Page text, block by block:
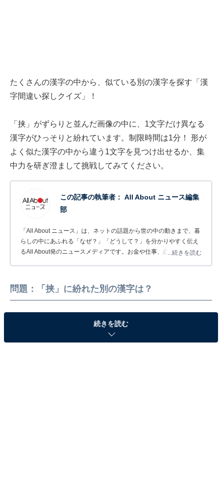
たくさんの漢字の中から、似ている別の漢字を探す「漢
字間違い探しクイズ」！
「挟」がずらりと並んだ画像の中に、1文字だけ異なる
漢字がひっそりと紛れています。制限時間は1分！ 形が
よく似た漢字の中から違う1文字を見つけ出せるか、集
中力を研ぎ澄まして挑戦してみてください。
この記事の執筆者： All About ニュース編集
部
「All About ニュース」は、ネットの話題から世の中の動きまで、暮
らしの中にあふれる「なぜ？」「どうして？」を分かりやすく伝え
るAll About発のニュースメディアです。お金や仕事、恋愛、ITに関
...続きを読む
問題：「挟」に紛れた別の漢字は？
続きを読む